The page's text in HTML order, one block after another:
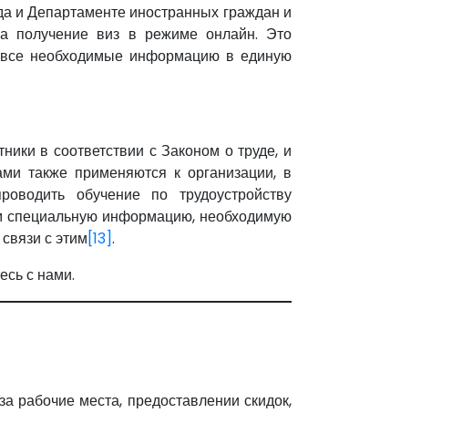
и Департаменте иностранных граждан и
получение виз в режиме онлайн. Это
необходимые информацию в единую
в соответствии с Законом о труде, и
также применяются к организации, в
обучение по трудоустройству
специальную информацию, необходимую
с этим[13].
с нами.
места, предоставлении скидок,